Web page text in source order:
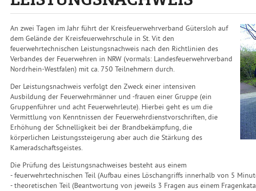
An zwei Tagen im Jahr führt der Kreisfeuerwehrverband Gütersloh auf
dem Gelände der Kreisfeuerwehrschule in St. Vit den
feuerwehrtechnischen Leistungsnachweis nach den Richtlinien des
Verbandes der Feuerwehren in NRW (vormals: Landesfeuerwehrverband
Nordrhein-Westfalen) mit ca. 750 Teilnehmern durch.
Der Leistungsnachweis verfolgt den Zweck einer intensiven
Ausbildung der Feuerwehrmänner und -frauen einer Gruppe (ein
Gruppenführer und acht Feuerwehrleute). Hierbei geht es um die
Vermittlung von Kenntnissen der Feuerwehrdienstvorschriften, die
Erhöhung der Schnelligkeit bei der Brandbekämpfung, die
körperlichen Leistungssteigerung aber auch die Stärkung des
Kameradschaftsgeistes.
Die Prüfung des Leistungsnachweises besteht aus einem
- feuerwehrtechnischen Teil (Aufbau eines Löschangriffs innerhalb von 5
- theoretischen Teil (Beantwortung von jeweils 3 Fragen aus einem